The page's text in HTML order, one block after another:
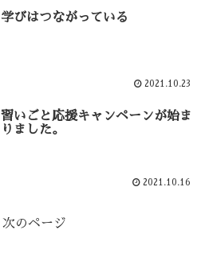
学びはつながっている
2021.10.23
習いごと応援キャンペーンが始ま
りました。
2021.10.16
次のページ